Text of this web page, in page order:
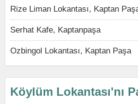
Rize Liman Lokantası, Kaptan
Serhat Kafe, Kaptanpaşa
Ozbingol Lokantası, Kaptan Paşa
Köylüm Lokantası'nı